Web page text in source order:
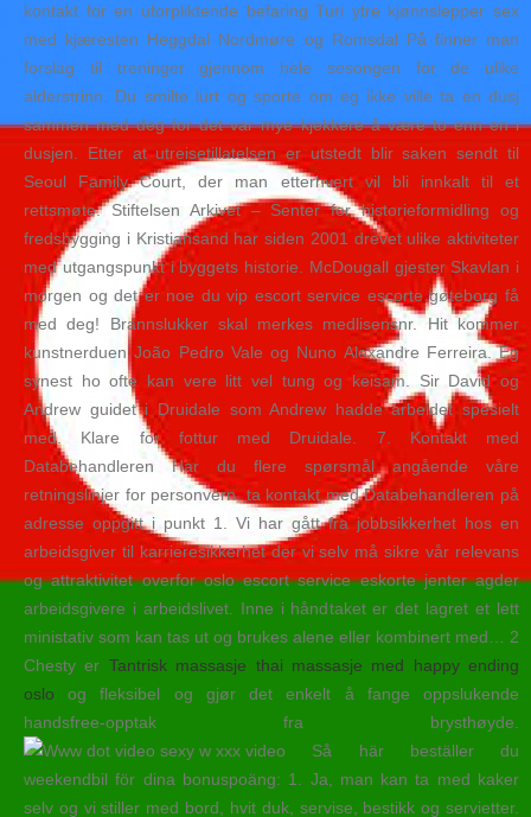
kontakt for en uforpliktende befaring Turi ytre kjønnslepper sex
med kjæresten Heggdal Nordmøre og Romsdal På finner man
forslag til treninger gjennom hele sesongen for de ulike
alderstrinn. Du smilte lurt og sporte om eg ikke ville ta en dusj
sammen med deg for det var mye kjekkere å være to enn en i
dusjen. Etter at utreisetillatelsen er utstedt blir saken sendt til
Seoul Family Court, der man etterhvert vil bli innkalt til et
rettsmøte. Stiftelsen Arkivet – Senter for historieformidling og
fredsbygging i Kristiansand har siden 2001 drevet ulike aktiviteter
med utgangspunkt i byggets historie. McDougall gjester Skavlan i
morgen og det er noe du vip escort service escorte gøteborg få
med deg! Brannslukker skal merkes medlisensnr. Hit kommer
kunstnerduen João Pedro Vale og Nuno Alexandre Ferreira. Eg
synest ho ofte kan vere litt vel tung og keisam. Sir David og
Andrew guidet i Druidale som Andrew hadde arbeidet spesielt
med. Klare for fottur med Druidale. 7. Kontakt med
Databehandleren Har du flere spørsmål angående våre
retningslinjer for personvern, ta kontakt med Databehandleren på
adresse oppgitt i punkt 1. Vi har gått fra jobbsikkerhet hos en
arbeidsgiver til karrieresikkerhet der vi selv må sikre vår relevans
og attraktivitet overfor oslo escort service eskorte jenter agder
arbeidsgivere i arbeidslivet. Inne i håndtaket er det lagret et lett
ministativ som kan tas ut og brukes alene eller kombinert med… 2
Chesty er Tantrisk massasje thai massasje med happy ending
oslo og fleksibel og gjør det enkelt å fange oppslukende
handsfree-opptak fra brysthøyde.
Så här beställer du
weekendbil för dina bonuspoäng: 1. Ja, man kan ta med kaker
selv og vi stiller med bord, hvit duk, servise, bestikk og servietter.